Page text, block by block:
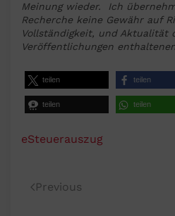
Meinung wieder. Ich
Recherche keine Gewähr auf
Vollständigkeit, und Aktualität
Veröffentlichungen
teilen teilen
teilen teilen
eSteuerauszug
Previous